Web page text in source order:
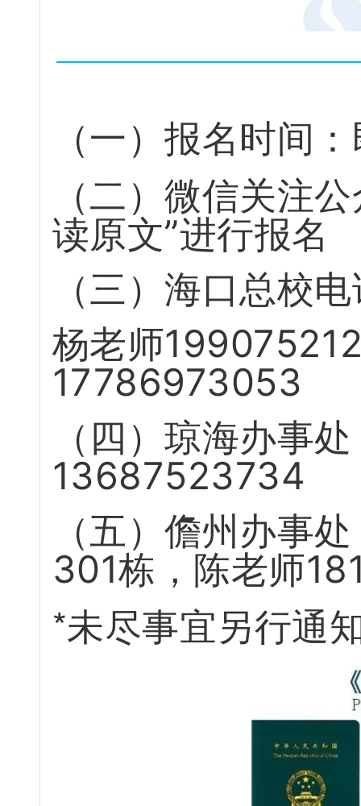
（一）报名时间 ：
（二）微信关注公
读原文”进行报名
（三 ）海口总校电
杨老师19907521
17786973053
（ 四 ）琼海办事处
13687523734
（五）儋州 办事处
301栋 ， 陈老师18
*未尽事宜另行通